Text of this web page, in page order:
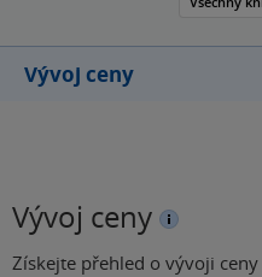
Vývoj ceny
Vývoj ceny
Získejte přehled o vývoji